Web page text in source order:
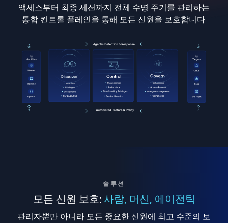
액세스부터 최종 세션까지 전체 수명 주기를 관리하는
통합 컨트롤 플레인을 통해 모든 신원을 보호합니다.
솔루션
모든 신원 보호: 사람, 머신, 에이전틱
관리자뿐만 아니라 모든 중요한 신원에 최고 수준의 보